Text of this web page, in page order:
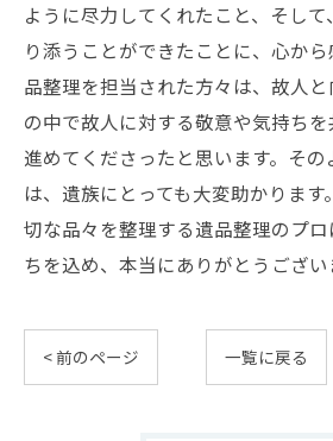
ように尽力してくれたこと、そし
り添うことができたことに、心か
品整理を担当された方々は、故人
の中で故人に対する敬意や気持ち
進めてくださったと思います。そ
は、遺族にとっても大変助かります
切な品々を整理する遺品整理のプ
ちを込め、本当にありがとうござい
< 前のページ 一覧に戻る